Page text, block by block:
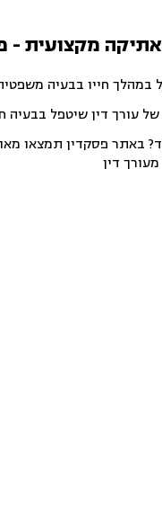
אתיקה מקצועית -
במהלך חייו בבעיה
של עורך דין שיטפל בבעיה
באתר פסקדין תמצאו מאות
דין